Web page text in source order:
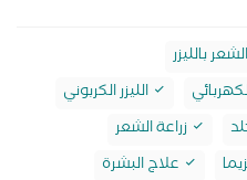
بالليزر
الليزر الكربوني
زراعة الشعر
علاج البشرة